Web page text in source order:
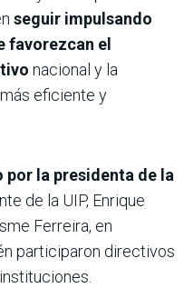
seguir impulsando
favorezcan el
nacional y la
eficiente y
por la presidenta de la
de la UIP, Enrique
Ferreira, en
participaron directivos